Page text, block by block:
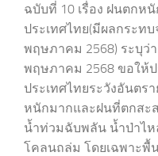
ฉบับที่ 10 เรื่อง ฝนตกห
ประเทศไทย(มีผลกระท
พฤษภาคม 2568) ระบุว่
พฤษภาคม 2568 ขอให้
ประเทศไทยระวังอันตร
หนักมากและฝนที่ตกสะ
น้ำท่วมฉับพลัน น้ำป่าไ
โคลนถล่ม โดยเฉพาะพื้